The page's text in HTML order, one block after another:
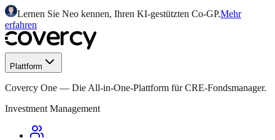
Lernen Sie Neo kennen, Ihren KI-gestützten Co-GP.Mehr
erfahren
Plattform
Covercy One — Die All-in-One-Plattform für CRE-Fondsmanager.
Investment Management